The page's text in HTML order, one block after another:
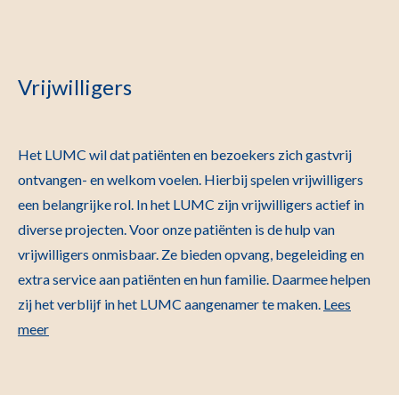
Vrijwilligers
Het LUMC wil dat patiënten en bezoekers zich gastvrij
ontvangen- en welkom voelen. Hierbij spelen vrijwilligers
een belangrijke rol. In het LUMC zijn vrijwilligers actief in
diverse projecten. Voor onze patiënten is de hulp van
vrijwilligers onmisbaar. Ze bieden opvang, begeleiding en
extra service aan patiënten en hun familie. Daarmee helpen
zij het verblijf in het LUMC aangenamer te maken. Lees
meer